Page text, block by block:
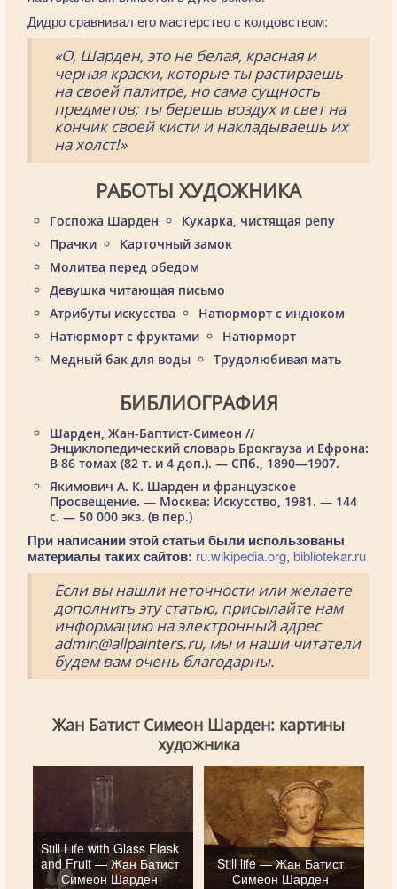
Дидро сравнивал его мастерство с колдовством:
«О, Шарден, это не белая, красная и
черная краски, которые ты растираешь
на своей палитре, но сама сущность
предметов; ты берешь воздух и свет на
кончик своей кисти и накладываешь их
на холст!»
РАБОТЫ ХУДОЖНИКА
Госпожа Шарден
Кухарка, чистящая репу
Прачки
Карточный замок
Молитва перед обедом
Девушка читающая письмо
Атрибуты искусства
Натюрморт с индюком
Натюрморт с фруктами
Натюрморт
Медный бак для воды
Трудолюбивая мать
БИБЛИОГРАФИЯ
Шарден, Жан-Баптист-Симеон //
Энциклопедический словарь Брокгауза и Ефрона:
В 86 томах (82 т. и 4 доп.). — СПб., 1890—1907.
Якимович А. К. Шарден и французское
Просвещение. — Москва: Искусство, 1981. — 144
с. — 50 000 экз. (в пер.)
При написании этой статьи были использованы
материалы таких сайтов: ru.wikipedia.org, bibliotekar.ru
Если вы нашли неточности или желаете
дополнить эту статью, присылайте нам
информацию на электронный адрес
admin@allpainters.ru, мы и наши читатели
будем вам очень благодарны.
Жан Батист Симеон Шарден: картины
художника
Still Life with Glass Flask
and Fruit — Жан Батист
Симеон Шарден
Still life — Жан Батист
Симеон Шарден